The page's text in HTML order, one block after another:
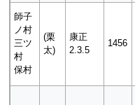
師子
ノ村
三ツ
村
保村
(栗
太)
康正
2.3.5
1456